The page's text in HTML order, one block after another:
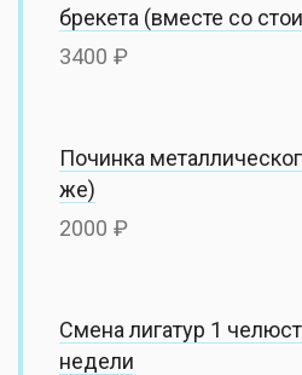
брекета (вместе со
3400
Починка
же)
2000
Смена лигатур 1
недели